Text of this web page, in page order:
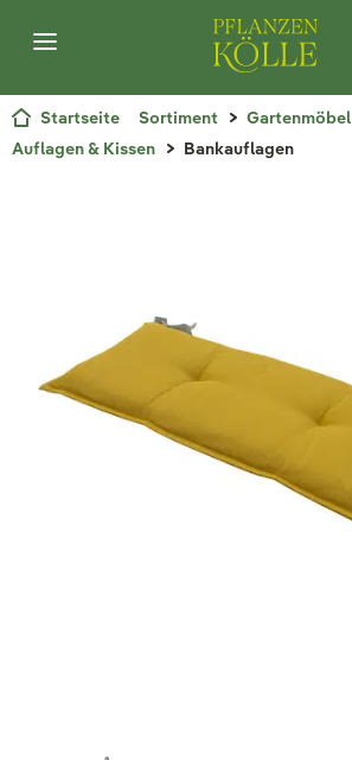
Startseite Sortiment
Gartenmöbel
Auflagen & Kissen
Bankauflagen